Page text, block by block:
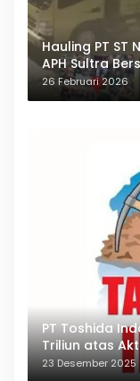
Hauling PT ST
APH Sultra
Bertindak
26 Februari 2026
PT Toshida
Triliun atas
23 Desember 2025